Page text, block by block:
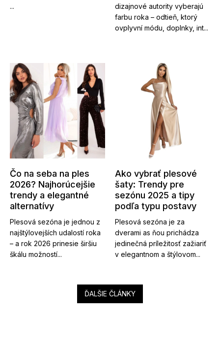
...
dizajnové autority vyberajú
farbu roka – odtieň, ktorý
ovplyvní módu, doplnky, int...
Čo na seba na ples
2026? Najhorúcejšie
trendy a elegantné
alternatívy
Plesová sezóna je jednou z
najštýlovejších udalostí roka
– a rok 2026 prinesie širšiu
škálu možností...
Ako vybrať plesové
šaty: Trendy pre
sezónu 2025 a tipy
podľa typu postavy
Plesová sezóna je za
dverami as ňou prichádza
jedinečná príležitosť zažiariť
v elegantnom a štýlovom...
ĎALŠIE ČLÁNKY